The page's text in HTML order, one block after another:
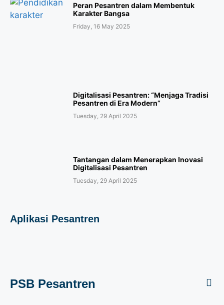
Peran Pesantren dalam Membentuk
Karakter Bangsa
Friday, 16 May 2025
Digitalisasi Pesantren: “Menjaga Tradisi
Pesantren di Era Modern”
Tuesday, 29 April 2025
Tantangan dalam Menerapkan Inovasi
Digitalisasi Pesantren
Tuesday, 29 April 2025
Aplikasi Pesantren
PSB Pesantren